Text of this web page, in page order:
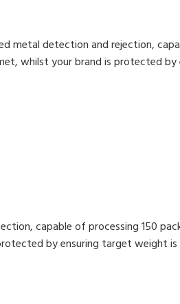
metal detection and rejection,
whilst your brand is protected by
capable of processing 150
by ensuring target weight